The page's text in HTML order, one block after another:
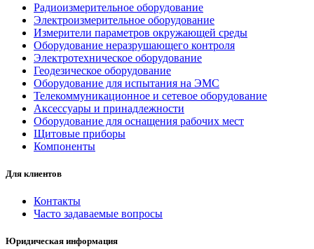
Радиоизмерительное оборудование
Электроизмерительное оборудование
Измерители параметров окружающей среды
Оборудование неразрушающего контроля
Электротехническое оборудование
Геодезическое оборудование
Оборудование для испытания на ЭМС
Телекоммуникационное и сетевое оборудование
Аксессуары и принадлежности
Оборудование для оснащения рабочих мест
Щитовые приборы
Компоненты
Для клиентов
Контакты
Часто задаваемые вопросы
Юридическая информация